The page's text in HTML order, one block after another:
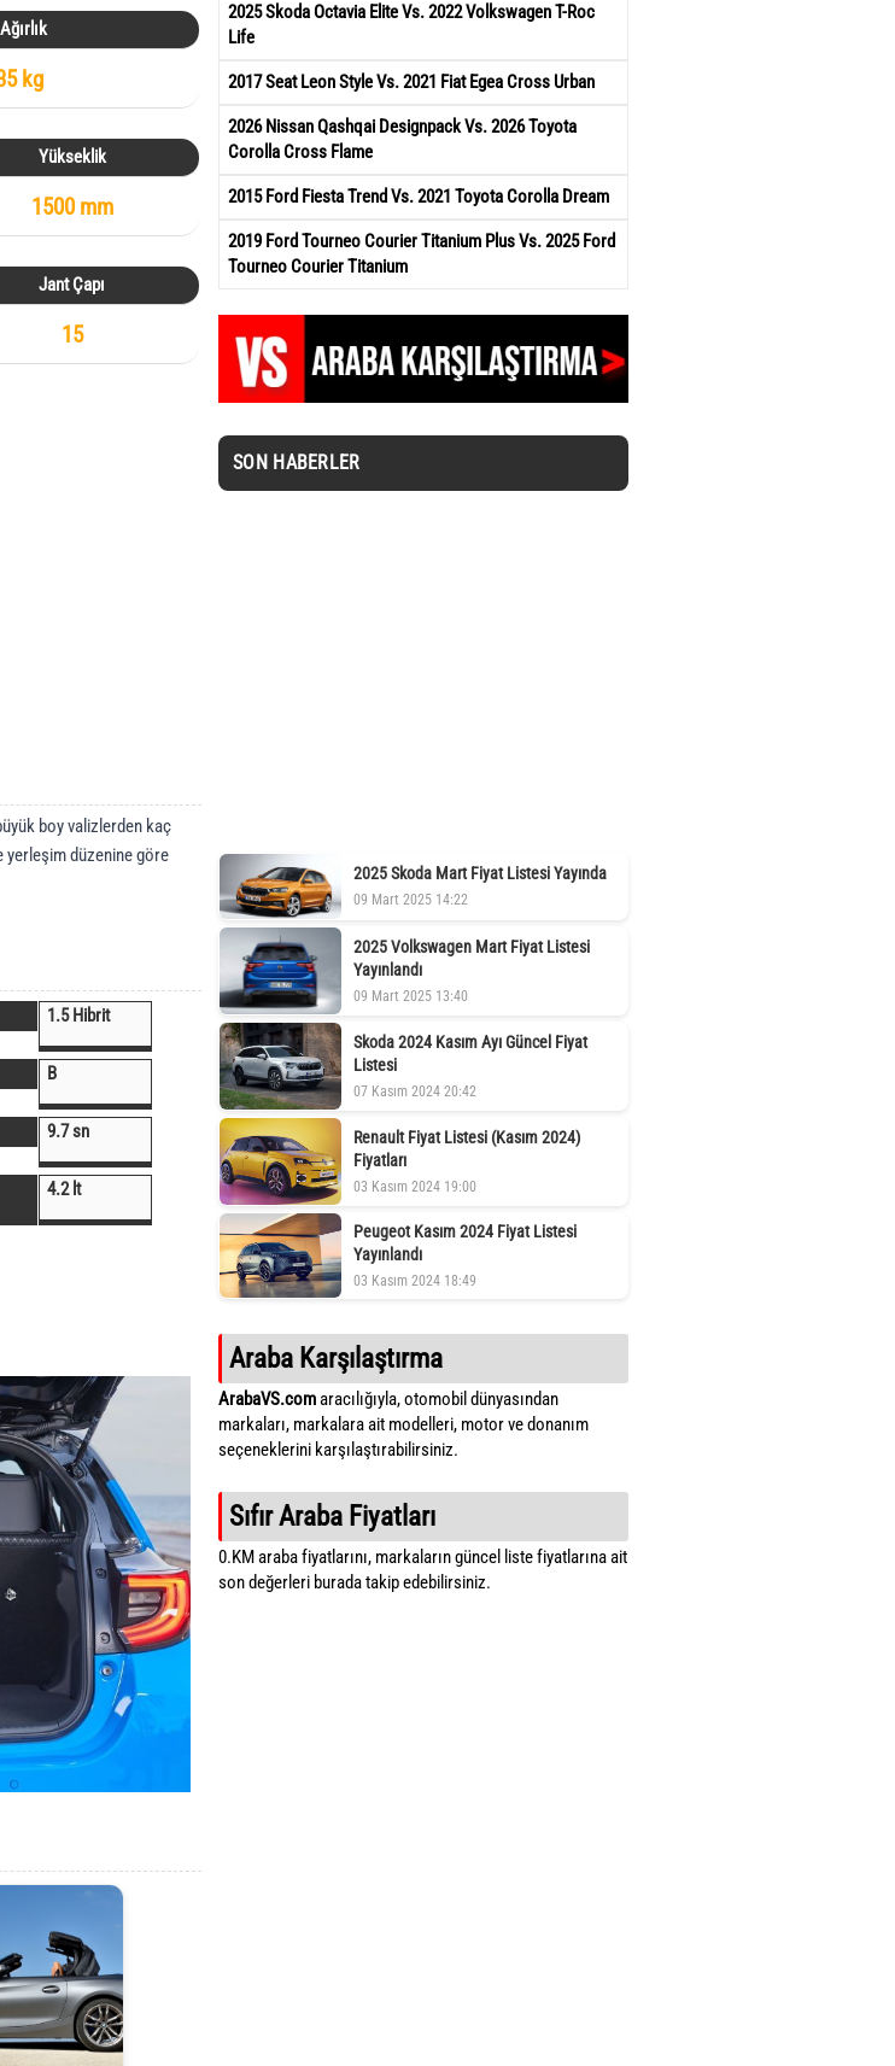
kg
Yükseklik
1500 mm
Jant Çapı
15
boy valizlerden kaç
yerleşim düzenine göre
1.5 Hibrit
B
9.7 sn
4.2 lt
2025 Skoda Octavia Elite Vs. 2022 Volkswagen T-Roc
Life
2017 Seat Leon Style Vs. 2021 Fiat Egea Cross Urban
2026 Nissan Qashqai Designpack Vs. 2026 Toyota
Corolla Cross Flame
2015 Ford Fiesta Trend Vs. 2021 Toyota Corolla Dream
2019 Ford Tourneo Courier Titanium Plus Vs. 2025 Ford
Tourneo Courier Titanium
SON HABERLER
2025 Skoda Mart Fiyat Listesi Yayında
09 Mart 2025 14:22
2025 Volkswagen Mart Fiyat Listesi
Yayınlandı
09 Mart 2025 13:40
Skoda 2024 Kasım Ayı Güncel Fiyat
Listesi
07 Kasım 2024 20:42
Renault Fiyat Listesi (Kasım 2024)
Fiyatları
03 Kasım 2024 19:00
Peugeot Kasım 2024 Fiyat Listesi
Yayınlandı
03 Kasım 2024 18:49
Araba Karşılaştırma
ArabaVS.comaracılığıyla, otomobil dünyasından
markaları, markalara ait modelleri, motor ve donanım
seçeneklerini karşılaştırabilirsiniz.
Sıfır Araba Fiyatları
0.KM araba fiyatlarını, markaların güncel liste fiyatlarına ait
son değerleri burada takip edebilirsiniz.